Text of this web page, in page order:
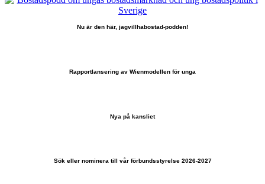
Nu är den här, jagvillhabostad-podden!
Rapportlansering av Wienmodellen för unga
Nya på kansliet
Sök eller nominera till vår förbundsstyrelse 2026-2027